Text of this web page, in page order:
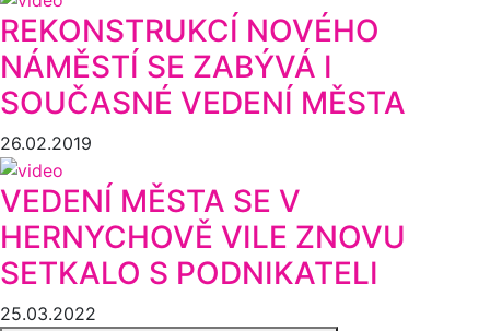
REKONSTRUKCÍ NOVÉHO
NÁMĚSTÍ SE ZABÝVÁ I
SOUČASNÉ VEDENÍ MĚSTA
26.02.2019
VEDENÍ MĚSTA SE V
HERNYCHOVĚ VILE ZNOVU
SETKALO S PODNIKATELI
25.03.2022